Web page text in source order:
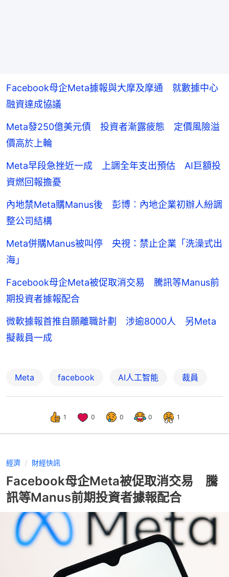
Facebook母企Meta據報與大摩及摩通 就數據中心
融資達成協議
Meta發250億美元債 投資者漸露疲態 定價風險溢
價高於上輪
Meta早段急挫近一成 上調全年支出預估 AI巨額投
資燃回報擔憂
內地禁Meta購Manus後 彭博︰內地企業初辦人紛調
整公司結構
Meta併購Manus被叫停 央視：禁止企業「洗澡式出
海」
Facebook母企Meta被促取消交易 騰訊等Manus前
期投資者據報配合
微軟據報首推自願離職計劃 涉逾8000人 另Meta
擬裁員一成
Meta facebook AI人工智能 裁員
1 0 0 0 1
經濟 財經快訊
Facebook母企Meta被促取消交易 騰
訊等Manus前期投資者據報配合